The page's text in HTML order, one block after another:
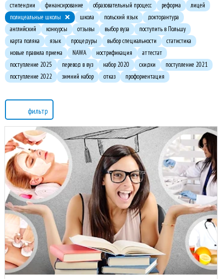
стипендии
финансирование образовательный процесс реформа
лицей
полицеальные школы
школа польский язык
докторантура
английский
конкурсы отзывы выбор вуза
поступить в Польшу
карта поляка
язык процедуры выбор специальности
статистика
новые правила приема
NAWA нострификация
аттестат
поступление 2025
перевод в вуз набор 2020 скидки
поступление 2021
поступление 2022
зимний набор отказ профориентация
фильтр